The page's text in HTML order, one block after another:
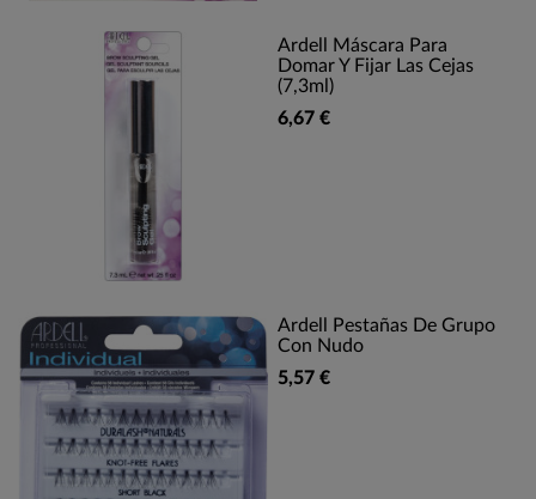
Ardell Máscara Para
Domar Y Fijar Las Cejas
(7,3ml)
6,67 €
Ardell Pestañas De Grupo
Con Nudo
5,57 €